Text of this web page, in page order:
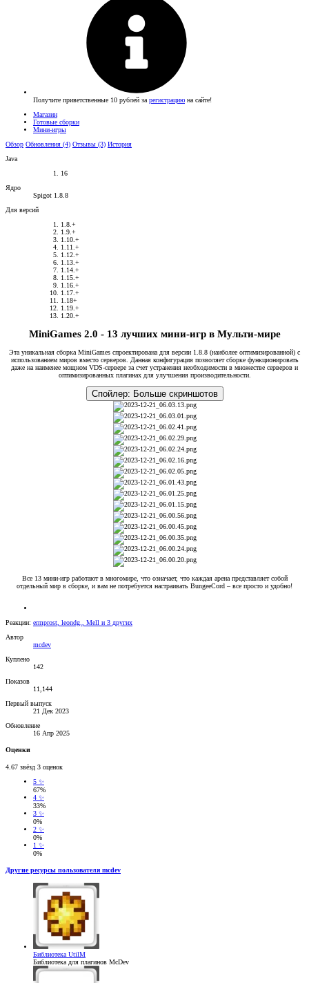
Получите приветственные 10 рублей за регистрацию на сайте!
Магазин
Готовые сборки
Мини-игры
Обзор Обновления (4) Отзывы (3) История
Java
16
Ядро
Spigot 1.8.8
Для версий
1.8.+
1.9.+
1.10.+
1.11.+
1.12.+
1.13.+
1.14.+
1.15.+
1.16.+
1.17.+
1.18+
1.19.+
1.20.+
MiniGames 2.0 - 13 лучших мини-игр в Мульти-мире​
Эта уникальная сборка MiniGames спроектирована для версии 1.8.8 (наиболее оптимизированной) с
использованием миров вместо серверов. Данная конфигурация позволяет сборке функционировать
даже на наименее мощном VDS-сервере за счет устранения необходимости в множестве серверов и
оптимизированных плагинах для улучшения производительности.
Спойлер: Больше скриншотов
Все 13 мини-игр работают в многомире, что означает, что каждая арена представляет собой
отдельный мир в сборке, и вам не потребуется настраивать BungeeCord – все просто и удобно!
Реакции: ermprost leondg. Mell и 3 других
Автор
mcdev
Куплено
142
Показов
11,144
Первый выпуск
21 Дек 2023
Обновление
16 Апр 2025
Оценки
4.67 звёзд 3 оценок
5 ✨
67%
4 ✨
33%
3 ✨
0%
2 ✨
0%
1 ✨
0%
Другие ресурсы пользователя mcdev
Библиотека UtilM
Библиотека для плагинов McDev